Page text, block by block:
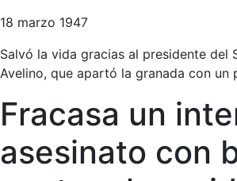
18 marzo 1947
Salvó la vida gracias al presidente del
Avelino, que apartó la granada con un
Fracasa un
asesinato con